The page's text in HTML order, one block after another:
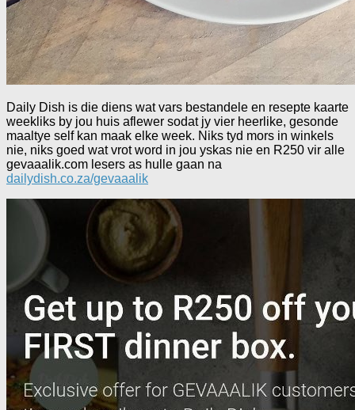
Daily Dish is die diens wat vars bestandele en resepte kaarte
weekliks by jou huis aflewer sodat jy vier heerlike, gesonde
maaltye self kan maak elke week. Niks tyd mors in winkels
nie, niks goed wat vrot word in jou yskas nie en R250 vir alle
gevaaalik.com lesers as hulle gaan na
dailydish.co.za/gevaaalik